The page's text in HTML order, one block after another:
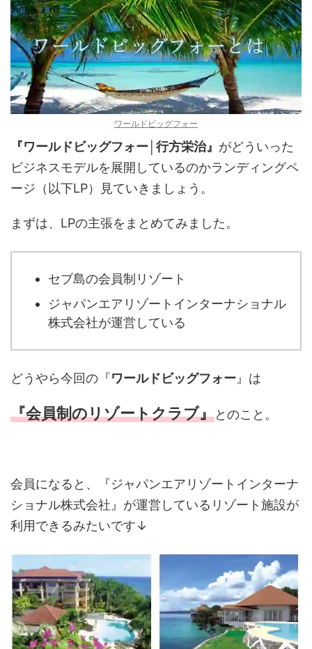
ワールドビッグフォー
『ワールドビッグフォー│行方栄治』 がどういった
ビジネスモデルを展開しているのかランディングペ
ージ（以下LP）見ていきましょう。
まずは、LPの主張をまとめてみました。
セブ島の会員制リゾート
ジャパンエアリゾートインターナショナル
株式会社が運営している
どうやら今回の『ワールドビッグフォー 』は
『会員制のリゾートクラブ』とのこと。
会員になると、『ジャパンエアリゾートインターナ
ショナル株式会社』が運営しているリゾート施設が
利用できるみたいです↓